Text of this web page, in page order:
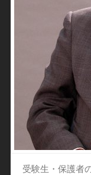
受験生・保護者